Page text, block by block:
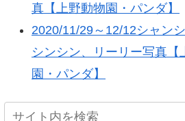
真【上野動物園・パンダ】
2020/11/29～12/12シャンシ
シンシン、リーリー写真【
園・パンダ】